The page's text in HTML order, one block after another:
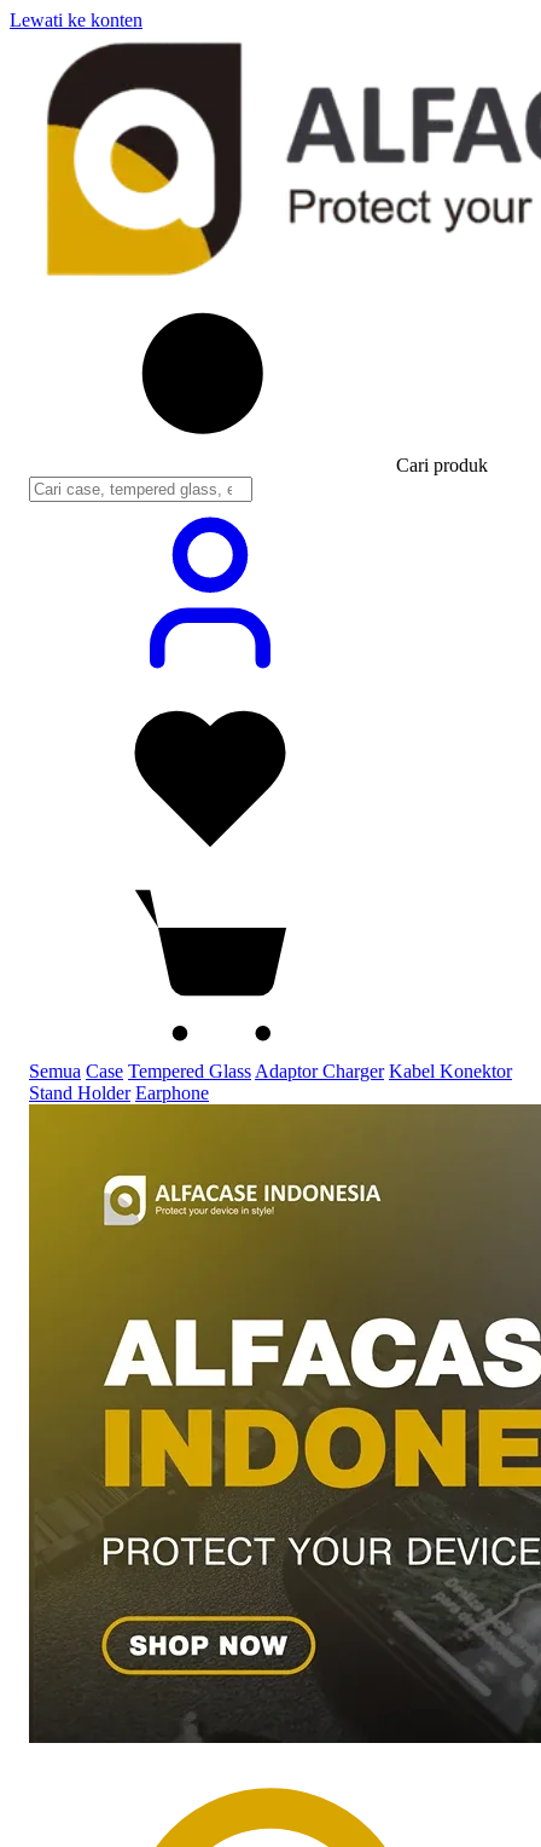
Lewati ke konten
Cari produk
Semua Case Tempered Glass Adaptor Charger Kabel Konektor
Stand Holder Earphone